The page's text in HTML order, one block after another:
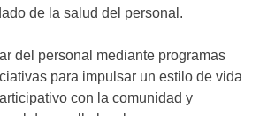
de la salud del personal.
del personal mediante programas
para impulsar un estilo de vida
con la comunidad y